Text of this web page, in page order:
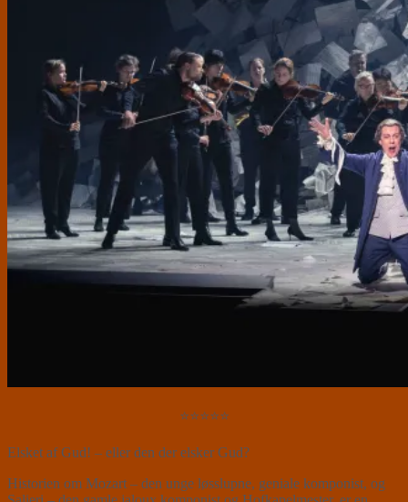
⭐⭐⭐⭐⭐
Elsket af Gud! – eller den der elsker Gud?
Historien om Mozart – den unge løsslupne, geniale komponist, og